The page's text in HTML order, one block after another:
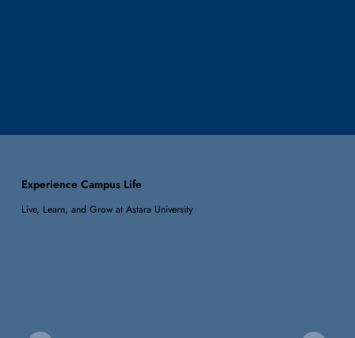
Experience Campus Life
Live, Learn, and Grow at Astara University